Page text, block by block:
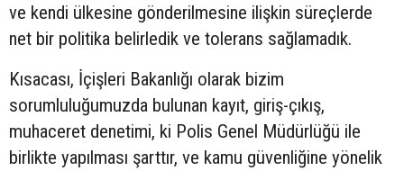
ve kendi ülkesine gönderilmesine ilişkin süreçlerde
net bir politika belirledik ve tolerans sağlamadık.
Kısacası, İçişleri Bakanlığı olarak bizim
sorumluluğumuzda bulunan kayıt, giriş-çıkış,
muhaceret denetimi, ki Polis Genel Müdürlüğü ile
birlikte yapılması şarttır, ve kamu güvenliğine yönelik